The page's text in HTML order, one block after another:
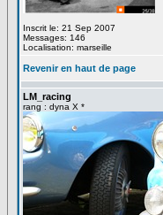
Inscrit le: 21 Sep 2007
Messages: 146
Localisation: marseille
Revenir en haut de page
LM_racing
rang : dyna X *